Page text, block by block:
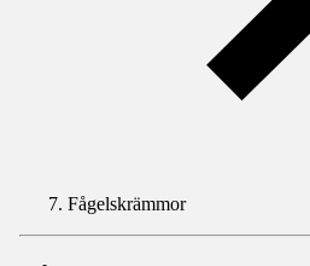
Fågelskrämmor